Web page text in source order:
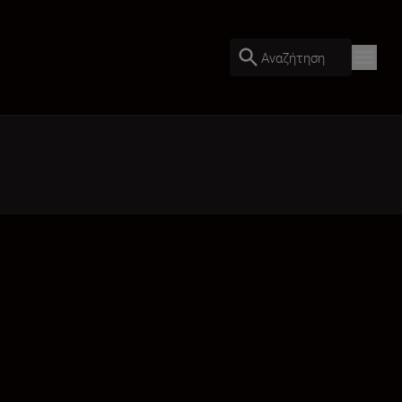
Αναζήτηση